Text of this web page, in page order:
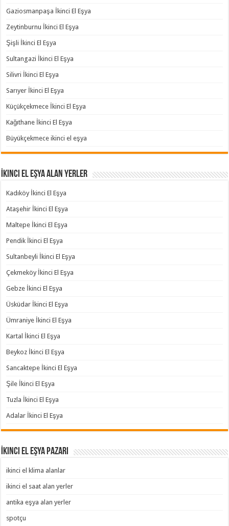
Gaziosmanpaşa İkinci El Eşya
Zeytinburnu İkinci El Eşya
Şişli İkinci El Eşya
Sultangazi İkinci El Eşya
Silivri İkinci El Eşya
Sarıyer İkinci El Eşya
Küçükçekmece İkinci El Eşya
Kağıthane İkinci El Eşya
Büyükçekmece ikinci el eşya
İkinci El Eşya Alan Yerler
Kadıköy İkinci El Eşya
Ataşehir İkinci El Eşya
Maltepe İkinci El Eşya
Pendik İkinci El Eşya
Sultanbeyli İkinci El Eşya
Çekmeköy İkinci El Eşya
Gebze İkinci El Eşya
Üsküdar İkinci El Eşya
Ümraniye İkinci El Eşya
Kartal İkinci El Eşya
Beykoz İkinci El Eşya
Sancaktepe İkinci El Eşya
Şile İkinci El Eşya
Tuzla İkinci El Eşya
Adalar İkinci El Eşya
İkinci El Eşya Pazarı
ikinci el klima alanlar
ikinci el saat alan yerler
antika eşya alan yerler
spotçu